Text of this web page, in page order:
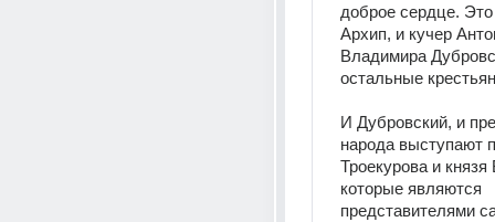
доброе сердце. Это
Архип, и кучер
Владимира
остальные
И Дубровский, и
народа выступают
Троекурова и князя
которые являются
представителями